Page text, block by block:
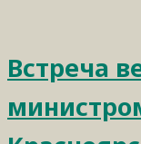
Встреча